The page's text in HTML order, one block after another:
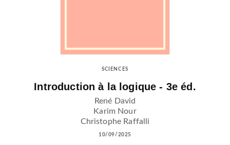
SCIENCES
Introduction à la logique - 3e éd.
René David
Karim Nour
Christophe Raffalli
10/09/2025